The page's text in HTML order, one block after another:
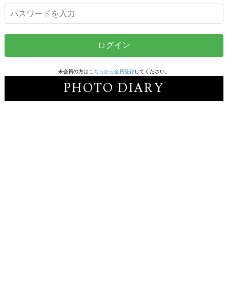
ログイン
未会員の方は こちらから会員登録してください。
PHOTO DIARY